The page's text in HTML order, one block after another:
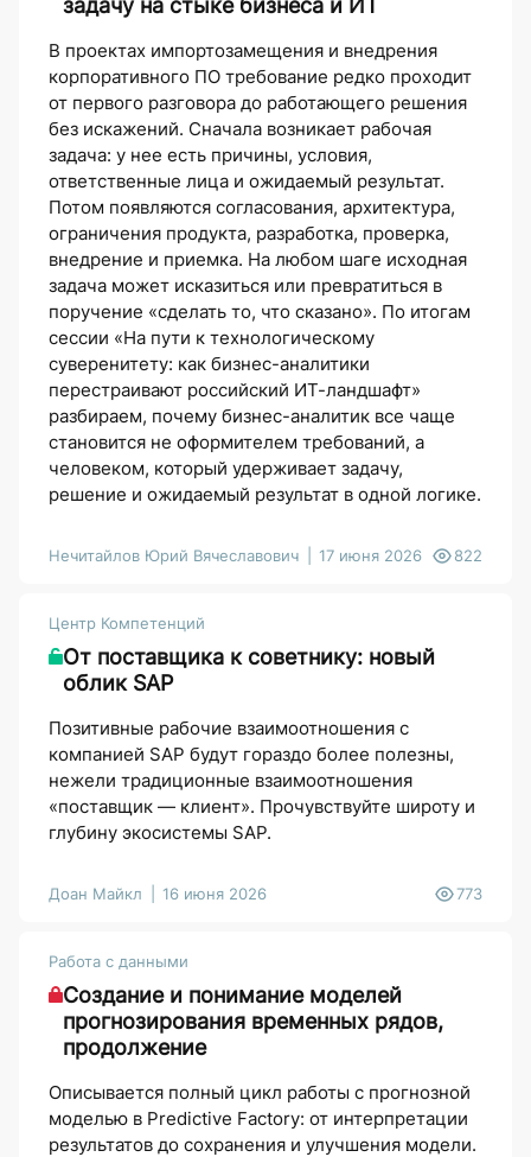
задачу на стыке бизнеса и ИТ
В проектах импортозамещения и внедрения
корпоративного ПО требование редко проходит
от первого разговора до работающего решения
без искажений. Сначала возникает рабочая
задача: у нее есть причины, условия,
ответственные лица и ожидаемый результат.
Потом появляются согласования, архитектура,
ограничения продукта, разработка, проверка,
внедрение и приемка. На любом шаге исходная
задача может исказиться или превратиться в
поручение «сделать то, что сказано». По итогам
сессии «На пути к технологическому
суверенитету: как бизнес-аналитики
перестраивают российский ИТ-ландшафт»
разбираем, почему бизнес-аналитик все чаще
становится не оформителем требований, а
человеком, который удерживает задачу,
решение и ожидаемый результат в одной логике.
Нечитайлов Юрий Вячеславович 17 июня 2026 822
Центр Компетенций
От поставщика к советнику: новый
облик SAP
Позитивные рабочие взаимоотношения с
компанией SAP будут гораздо более полезны,
нежели традиционные взаимоотношения
«поставщик — клиент». Прочувствуйте широту и
глубину экосистемы SAP.
Доан Майкл 16 июня 2026 773
Работа с данными
Создание и понимание моделей
прогнозирования временных рядов,
продолжение
Описывается полный цикл работы с прогнозной
моделью в Predictive Factory: от интерпретации
результатов до сохранения и улучшения модели.